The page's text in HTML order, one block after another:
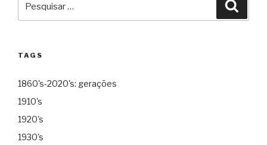
TAGS
1860's-2020's: gerações
1910's
1920's
1930's